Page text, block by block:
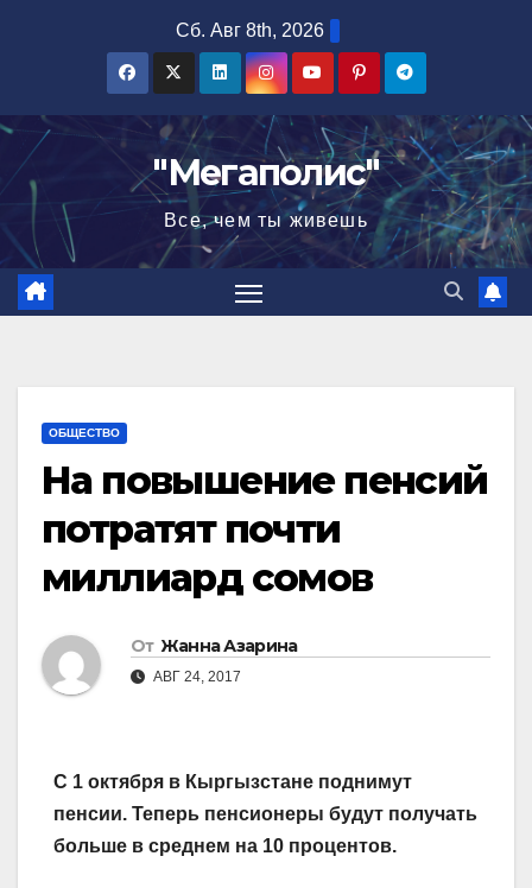
Сб. Авг 8th, 2026
"Мегаполис"
Все, чем ты живешь
ОБЩЕСТВО
На повышение пенсий
потратят почти
миллиард сомов
От Жанна Азарина
АВГ 24, 2017
С 1 октября в Кыргызстане поднимут
пенсии. Теперь пенсионеры будут получать
больше в среднем на 10 процентов.